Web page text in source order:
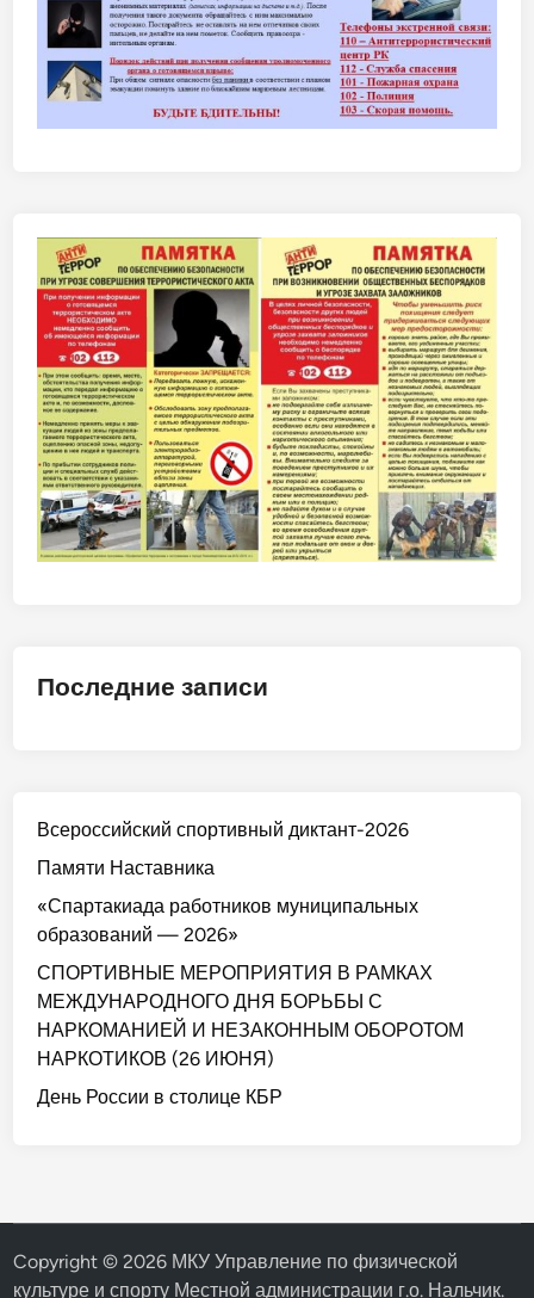
Последние записи
Всероссийский спортивный диктант-2026
Памяти Наставника
«Спартакиада работников муниципальных
образований — 2026»
СПОРТИВНЫЕ МЕРОПРИЯТИЯ В РАМКАХ
МЕЖДУНАРОДНОГО ДНЯ БОРЬБЫ С
НАРКОМАНИЕЙ И НЕЗАКОННЫМ ОБОРОТОМ
НАРКОТИКОВ (26 ИЮНЯ)
День России в столице КБР
Copyright © 2026 МКУ Управление по физической
культуре и спорту Местной администрации г.о. Нальчик.